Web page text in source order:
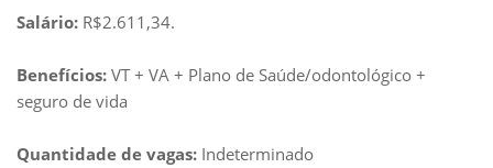
Salário: R$2.611,34.
Benefícios: VT + VA + Plano de Saúde/odontológico +
seguro de vida
Quantidade de vagas: Indeterminado